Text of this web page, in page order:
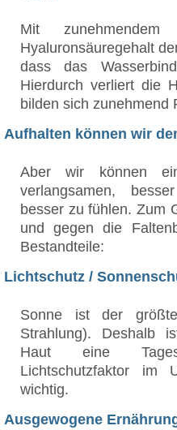
Mit
Hyaluronsäuregehalt
dass das
Hierdurch verliert die
bilden sich zunehmend
Aufhalten können wir
Aber wir können
verlangsamen,
besser zu fühlen. Zum
und gegen die
Bestandteile:
Lichtschutz /
Sonne ist der
Strahlung). Deshalb
Haut eine
Lichtschutzfaktor im
wichtig.
Ausgewogene